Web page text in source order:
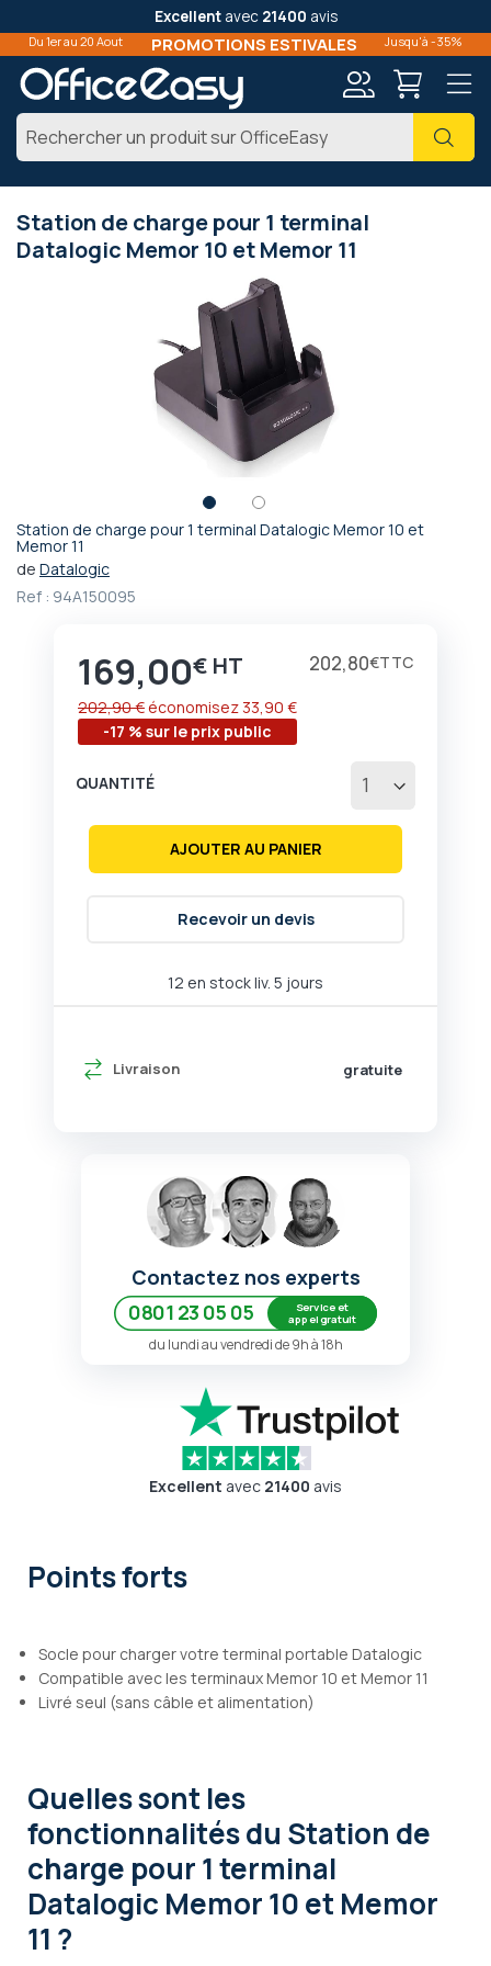
Excellentavec 21400 avis
Du 1er au 20 Aout PROMOTIONS ESTIVALES Jusqu'à -35%
Station de charge pour 1 terminal
Datalogic Memor 10 et Memor 11
Station de charge pour 1 terminal Datalogic Memor 10 et
Memor 11
de Datalogic
Ref : 94A150095
Prix
169,00€ 202,80€
-17 % sur le prix public
202,90 € économisez 33,90 €
12 en stock liv. 5 jours
Livraison gratuite
QUANTITÉ
AJOUTER AU PANIER
Recevoir un devis
Passer
au
de
d’images
Contactez nos experts
0801 23 05 05
Service et
appel gratuit
du lundi au vendredi de 9h à 18h
Excellent avec 21400 avis
Points forts
Socle pour charger votre terminal portable Datalogic
Compatible avec les terminaux Memor 10 et Memor 11
Livré seul (sans câble et alimentation)
Quelles sont les
fonctionnalitésdu Station de
charge pour 1 terminal
Datalogic Memor 10 et Memor
11 ?